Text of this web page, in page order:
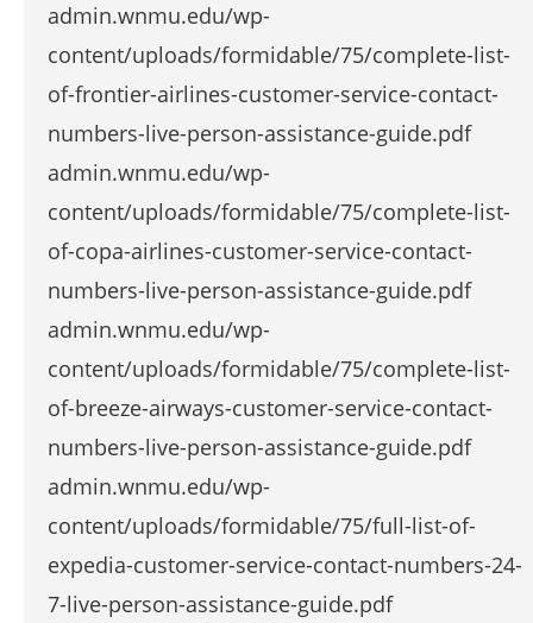
admin.wnmu.edu/wp-
content/uploads/formidable/75/complete-list-
of-frontier-airlines-customer-service-contact-
numbers-live-person-assistance-guide.pdf
admin.wnmu.edu/wp-
content/uploads/formidable/75/complete-list-
of-copa-airlines-customer-service-contact-
numbers-live-person-assistance-guide.pdf
admin.wnmu.edu/wp-
content/uploads/formidable/75/complete-list-
of-breeze-airways-customer-service-contact-
numbers-live-person-assistance-guide.pdf
admin.wnmu.edu/wp-
content/uploads/formidable/75/full-list-of-
expedia-customer-service-contact-numbers-24-
7-live-person-assistance-guide.pdf